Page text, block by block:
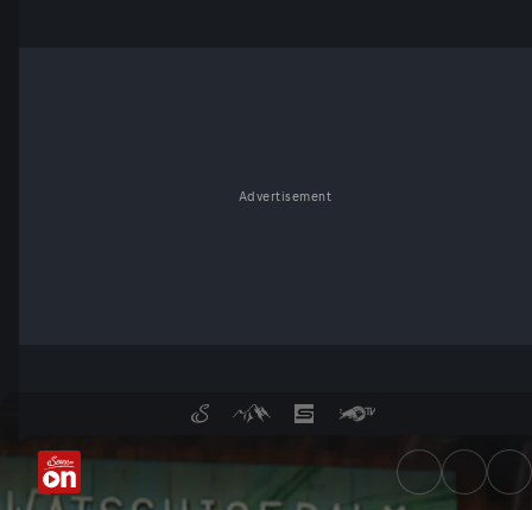
Advertisement
Almsommer - ServusTV On